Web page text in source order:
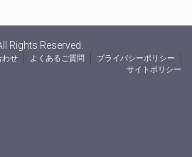
Rights Reserved.
わせ よくあるご質問
プライバシーポリシー
サイトポリシー